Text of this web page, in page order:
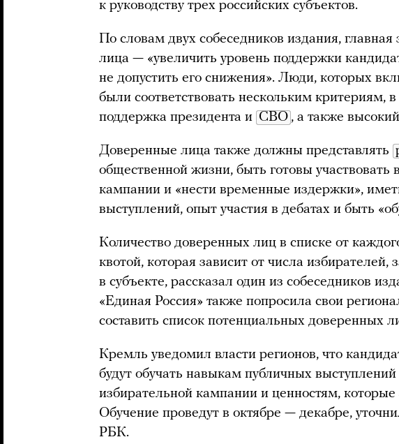
к руководству трех российских субъектов.
По словам двух собеседников издания, главная
лица — «увеличить уровень поддержки
не допустить его снижения». Люди, которых
были соответствовать нескольким критериям,
поддержка президента и СВО , а также
Доверенные лица также должны представлять
общественной жизни, быть готовы участвовать
кампании и «нести временные издержки»,
выступлений, опыт участия в дебатах и быть
Количество доверенных лиц в списке от
квотой, которая зависит от числа избирателей,
в субъекте, рассказал один из собеседников
«Единая Россия» также попросила свои
составить список потенциальных доверенных
Кремль уведомил власти регионов, что
будут обучать навыкам публичных
избирательной кампании и ценностям,
Обучение проведут в октябре — декабре,
РБК.